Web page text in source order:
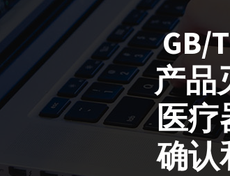
GB/
产品
医疗
确认